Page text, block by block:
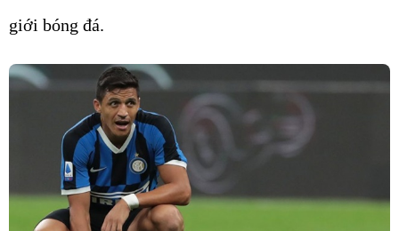
giới bóng đá.